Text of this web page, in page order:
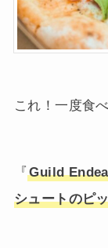
これ！一度食
『Guild
シュートのピ